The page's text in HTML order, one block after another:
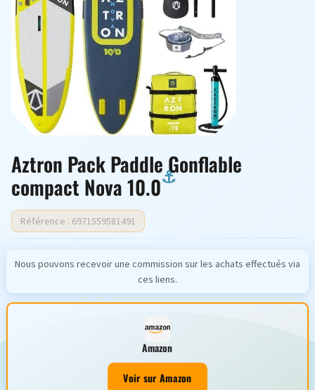
Aztron Pack Paddle Gonflable
compact Nova 10.0
Référence : 6971559581491
Nous pouvons recevoir une commission sur les achats effectués via
ces liens.
Amazon
Voir sur Amazon